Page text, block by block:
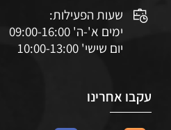
שעות הפעילות:
ימים א'-ה' 09:00-16:00
יום שישי' 10:00-13:00
עקבו אחרינו